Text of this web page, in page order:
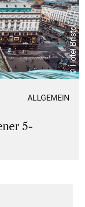
© Hotel Bristol
ALLGEMEIN
5-